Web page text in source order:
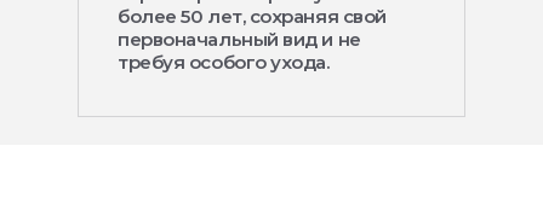
более 50 лет, сохраняя свой
первоначальный вид и не
требуя особого ухода.